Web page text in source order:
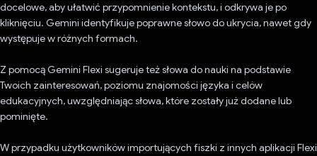
docelowe, aby ułatwić przypomnienie kontekstu, i odkrywa je po
kliknięciu. Gemini identyfikuje poprawne słowo do ukrycia, nawet gdy
występuje w różnych formach.
Z pomocą Gemini Flexi sugeruje też słowa do nauki na podstawie
Twoich zainteresowań, poziomu znajomości języka i celów
edukacyjnych, uwzględniając słowa, które zostały już dodane lub
pominięte.
W przypadku użytkowników importujących fiszki z innych aplikacji Flexi